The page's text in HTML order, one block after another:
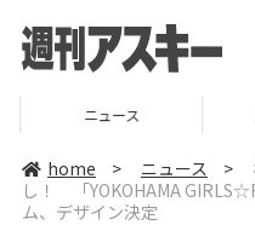
ニュース
home > ニュース >
し！ 「YOKOHAMA
ム、デザイン決定